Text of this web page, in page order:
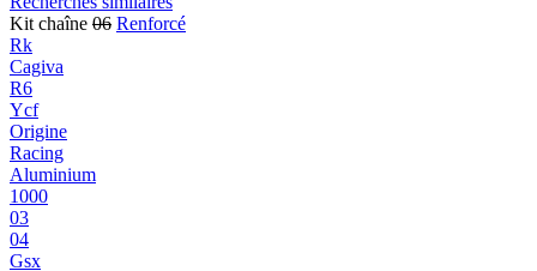
Kit chaîne 06 Renforcé
Rk
Cagiva
R6
Ycf
Origine
Racing
Aluminium
1000
03
04
Gsx